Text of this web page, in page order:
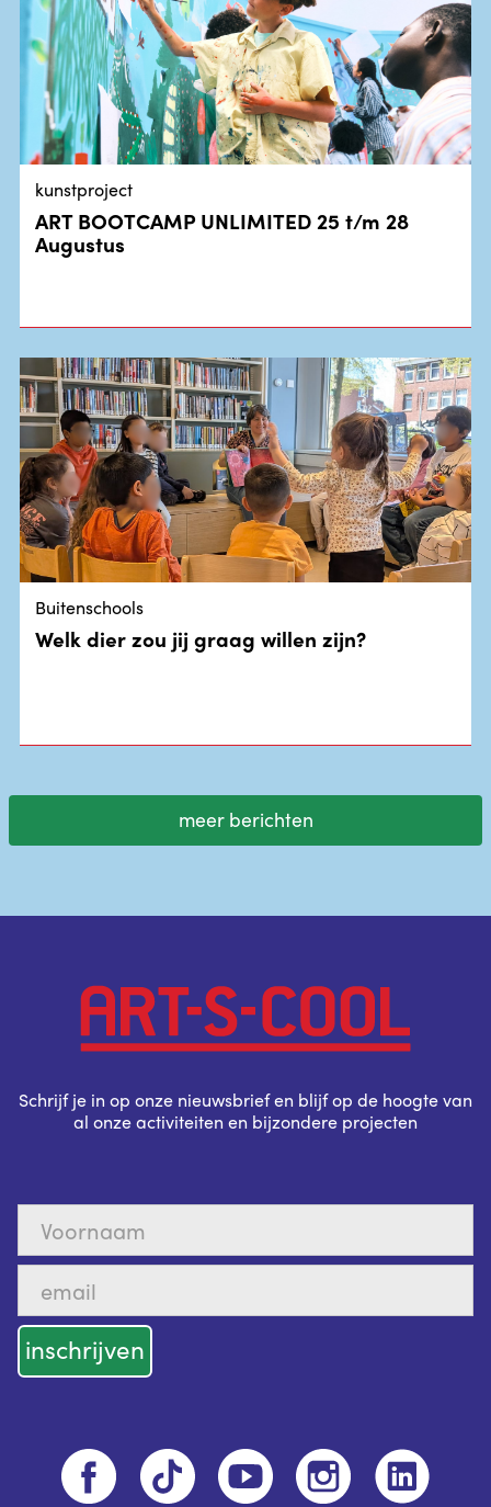
kunstproject
ART BOOTCAMP UNLIMITED 25 t/m 28
Augustus
Buitenschools
Welk dier zou jij graag willen zijn?
meer berichten
Schrijf je in op onze nieuwsbrief en blijf op de hoogte van
al onze activiteiten en bijzondere projecten